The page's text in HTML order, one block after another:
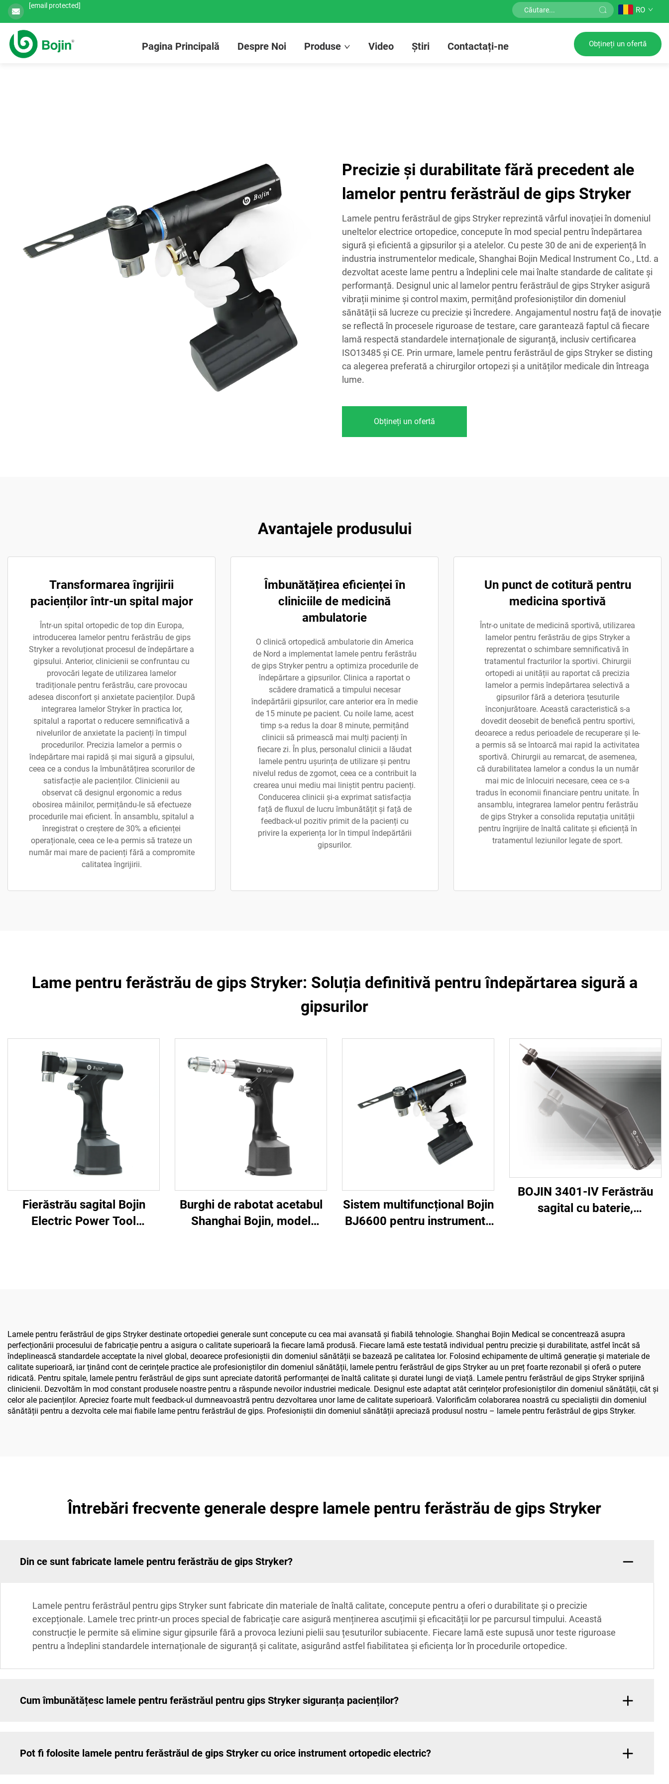
[email protected] RO
Pagina Principală Despre Noi Produse Video Știri Contactați-ne Obțineți un ofertă
Precizie și durabilitate fără precedent ale
lamelor pentru ferăstrăul de gips Stryker
Lamele pentru ferăstrăul de gips Stryker reprezintă vârful inovației în domeniul
uneltelor electrice ortopedice, concepute în mod special pentru îndepărtarea
sigură și eficientă a gipsurilor și a atelelor. Cu peste 30 de ani de experiență în
industria instrumentelor medicale, Shanghai Bojin Medical Instrument Co., Ltd. a
dezvoltat aceste lame pentru a îndeplini cele mai înalte standarde de calitate și
performanță. Designul unic al lamelor pentru ferăstrăul de gips Stryker asigură
vibrații minime și control maxim, permițând profesioniștilor din domeniul
sănătății să lucreze cu precizie și încredere. Angajamentul nostru față de inovație
se reflectă în procesele riguroase de testare, care garantează faptul că fiecare
lamă respectă standardele internaționale de siguranță, inclusiv certificarea
ISO13485 și CE. Prin urmare, lamele pentru ferăstrăul de gips Stryker se disting
ca alegerea preferată a chirurgilor ortopezi și a unităților medicale din întreaga
lume.
Obțineți un ofertă
Avantajele produsului
Transformarea îngrijirii
pacienților într-un spital major
Într-un spital ortopedic de top din Europa,
introducerea lamelor pentru ferăstrău de gips
Stryker a revoluționat procesul de îndepărtare a
gipsului. Anterior, clinicienii se confruntau cu
provocări legate de utilizarea lamelor
tradiționale pentru ferăstrău, care provocau
adesea disconfort și anxietate pacienților. După
integrarea lamelor Stryker în practica lor,
spitalul a raportat o reducere semnificativă a
nivelurilor de anxietate la pacienți în timpul
procedurilor. Precizia lamelor a permis o
îndepărtare mai rapidă și mai sigură a gipsului,
ceea ce a condus la îmbunătățirea scorurilor de
satisfacție ale pacienților. Clinicienii au
observat că designul ergonomic a redus
obosirea mâinilor, permițându-le să efectueze
procedurile mai eficient. În ansamblu, spitalul a
înregistrat o creștere de 30% a eficienței
operaționale, ceea ce le-a permis să trateze un
număr mai mare de pacienți fără a compromite
calitatea îngrijirii.
Îmbunătățirea eficienței în
cliniciile de medicină
ambulatorie
O clinică ortopedică ambulatorie din America
de Nord a implementat lamele pentru ferăstrău
de gips Stryker pentru a optimiza procedurile de
îndepărtare a gipsurilor. Clinica a raportat o
scădere dramatică a timpului necesar
îndepărtării gipsurilor, care anterior era în medie
de 15 minute pe pacient. Cu noile lame, acest
timp s-a redus la doar 8 minute, permițând
clinicii să primească mai mulți pacienți în
fiecare zi. În plus, personalul clinicii a lăudat
lamele pentru ușurința de utilizare și pentru
nivelul redus de zgomot, ceea ce a contribuit la
crearea unui mediu mai liniștit pentru pacienți.
Conducerea clinicii și-a exprimat satisfacția
față de fluxul de lucru îmbunătățit și față de
feedback-ul pozitiv primit de la pacienți cu
privire la experiența lor în timpul îndepărtării
gipsurilor.
Un punct de cotitură pentru
medicina sportivă
Într-o unitate de medicină sportivă, utilizarea
lamelor pentru ferăstrău de gips Stryker a
reprezentat o schimbare semnificativă în
tratamentul fracturilor la sportivi. Chirurgii
ortopedi ai unității au raportat că precizia
lamelor a permis îndepărtarea selectivă a
gipsurilor fără a deteriora țesuturile
înconjurătoare. Această caracteristică s-a
dovedit deosebit de benefică pentru sportivi,
deoarece a redus perioadele de recuperare și le-
a permis să se întoarcă mai rapid la activitatea
sportivă. Chirurgii au remarcat, de asemenea,
că durabilitatea lamelor a condus la un număr
mai mic de înlocuiri necesare, ceea ce s-a
tradus în economii financiare pentru unitate. În
ansamblu, integrarea lamelor pentru ferăstrău
de gips Stryker a consolida reputația unității
pentru îngrijire de înaltă calitate și eficiență în
tratamentul leziunilor legate de sport.
Lame pentru ferăstrău de gips Stryker: Soluția definitivă pentru îndepărtarea sigură a
gipsurilor
Fierăstrău sagital Bojin
Electric Power Tool
Burghi de rabotat acetabul
Shanghai Bojin, model
Sistem multifuncțional Bojin
BJ6600 pentru instrumente
BOJIN 3401-IV Ferăstrău
sagital cu baterie,
Lamele pentru ferăstrăul de gips Stryker destinate ortopediei generale sunt concepute cu cea mai avansată și fiabilă tehnologie. Shanghai Bojin Medical se concentrează asupra
perfecționării procesului de fabricație pentru a asigura o calitate superioară la fiecare lamă produsă. Fiecare lamă este testată individual pentru precizie și durabilitate, astfel încât să
îndeplinească standardele acceptate la nivel global, deoarece profesioniștii din domeniul sănătății se bazează pe calitatea lor. Folosind echipamente de ultimă generație și materiale de
calitate superioară, iar ținând cont de cerințele practice ale profesioniștilor din domeniul sănătății, lamele pentru ferăstrăul de gips Stryker au un preț foarte rezonabil și oferă o putere
ridicată. Pentru spitale, lamele pentru ferăstrăul de gips sunt apreciate datorită performanței de înaltă calitate și duratei lungi de viață. Lamele pentru ferăstrăul de gips Stryker sprijină
clinicienii. Dezvoltăm în mod constant produsele noastre pentru a răspunde nevoilor industriei medicale. Designul este adaptat atât cerințelor profesioniștilor din domeniul sănătății, cât și
celor ale pacienților. Apreciez foarte mult feedback-ul dumneavoastră pentru dezvoltarea unor lame de calitate superioară. Valorificăm colaborarea noastră cu specialiștii din domeniul
sănătății pentru a dezvolta cele mai fiabile lame pentru ferăstrăul de gips. Profesioniștii din domeniul sănătății apreciază produsul nostru – lamele pentru ferăstrăul de gips Stryker.
Întrebări frecvente generale despre lamele pentru ferăstrău de gips Stryker
Din ce sunt fabricate lamele pentru ferăstrău de gips Stryker?
Lamele pentru ferăstrăul pentru gips Stryker sunt fabricate din materiale de înaltă calitate, concepute pentru a oferi o durabilitate și o precizie
excepționale. Lamele trec printr-un proces special de fabricație care asigură menținerea ascuțimii și eficacității lor pe parcursul timpului. Această
construcție le permite să elimine sigur gipsurile fără a provoca leziuni pielii sau țesuturilor subiacente. Fiecare lamă este supusă unor teste riguroase
pentru a îndeplini standardele internaționale de siguranță și calitate, asigurând astfel fiabilitatea și eficiența lor în procedurile ortopedice.
Cum îmbunătățesc lamele pentru ferăstrăul pentru gips Stryker siguranța pacienților?
Pot fi folosite lamele pentru ferăstrăul de gips Stryker cu orice instrument ortopedic electric?